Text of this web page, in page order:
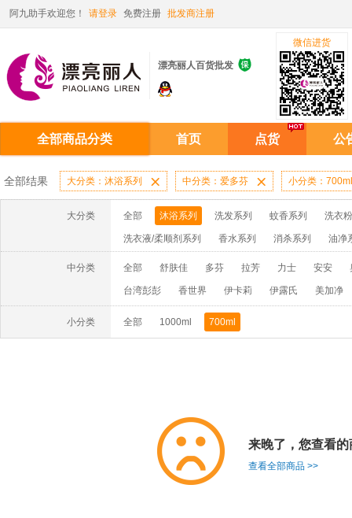
阿九助手欢迎您！ 请登录 免费注册 批发商注册
漂亮丽人百货批发 
微信进货
全部商品分类 首页 点货 公
全部结果 大分类：沐浴系列  中分类：爱多芬  小分类：700ml
大分类 全部 沐浴系列 洗发系列 蚊香系列 洗衣
洗衣液/柔顺剂系列 香水系列 消杀系列 油净
啫喱膏/水系列 厨房油污系列 玻璃/地板/清洁系
牙膏系列 牙刷系列 固发定型系列 染发系列
洗洁精系列 保健品系列 雨伞系列家用帆布洗洁
中分类 全部 舒肤佳 多芬 拉芳 力士 安安
台湾彭彭 香世界 伊卡莉 伊露氏 美加净
小分类 全部 1000ml 700ml
来晚了，您查看
查看全部商品 >>